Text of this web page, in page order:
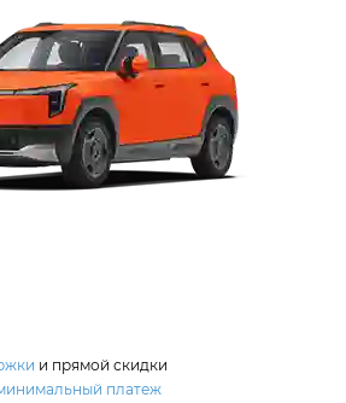
и прямой скидки
платеж